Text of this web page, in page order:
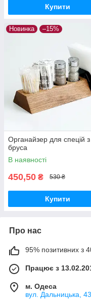
Купити
Новинка –15%
Органайзер для спецій з
бруса
В наявності
450,50 ₴ 530 ₴
Купити
Про нас
95% позитивних з 40
Працює з
м. Одеса
вул. Дальницька,